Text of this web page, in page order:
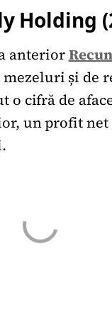
Holding
anterior
și de
cifră de
un profit